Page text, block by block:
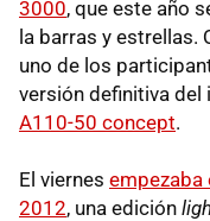
3000, que este año
la barras y estrellas.
uno de los
versión definitiva del
A110-50 concept.
El viernes empezaba
2012, una edición